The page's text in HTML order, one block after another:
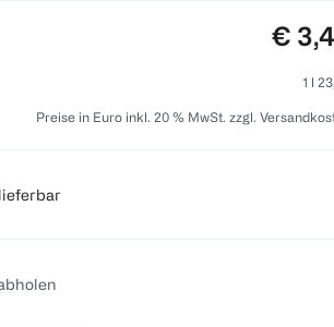
€
1 l
Preise in Euro inkl. 20 % MwSt. zzgl.